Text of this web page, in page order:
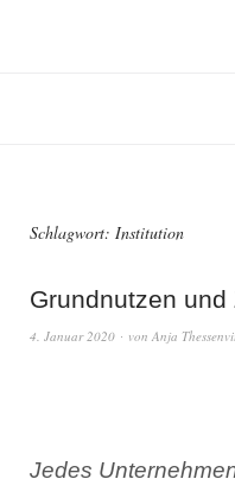
Schlagwort: Institution
Grundnutzen
4. Januar 2020 von Anja
Jedes